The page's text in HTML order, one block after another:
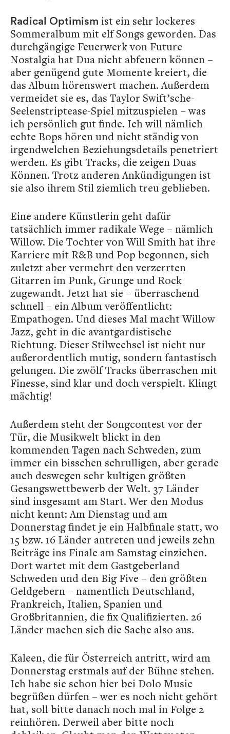
Radical Optimism ist ein sehr lockeres
Sommeralbum mit elf Songs geworden. Das
durchgängige Feuerwerk von Future
Nostalgia hat Dua nicht abfeuern können –
aber genügend gute Momente kreiert, die
das Album hörenswert machen. Außerdem
vermeidet sie es, das Taylor Swift’sche-
Seelenstriptease-Spiel mitzuspielen – was
ich persönlich gut finde. Ich will nämlich
echte Bops hören und nicht ständig von
irgendwelchen Beziehungsdetails penetriert
werden. Es gibt Tracks, die zeigen Duas
Können. Trotz anderen Ankündigungen ist
sie also ihrem Stil ziemlich treu geblieben.
Eine andere Künstlerin geht dafür
tatsächlich immer radikale Wege – nämlich
Willow. Die Tochter von Will Smith hat ihre
Karriere mit R&B und Pop begonnen, sich
zuletzt aber vermehrt den verzerrten
Gitarren im Punk, Grunge und Rock
zugewandt. Jetzt hat sie – überraschend
schnell – ein Album veröffentlicht:
Empathogen. Und dieses Mal macht Willow
Jazz, geht in die avantgardistische
Richtung. Dieser Stilwechsel ist nicht nur
außerordentlich mutig, sondern fantastisch
gelungen. Die zwölf Tracks überraschen mit
Finesse, sind klar und doch verspielt. Klingt
mächtig!
Außerdem steht der Songcontest vor der
Tür, die Musikwelt blickt in den
kommenden Tagen nach Schweden, zum
immer ein bisschen schrulligen, aber gerade
auch deswegen sehr kultigen größten
Gesangswettbewerb der Welt. 37 Länder
sind insgesamt am Start. Wer den Modus
nicht kennt: Am Dienstag und am
Donnerstag findet je ein Halbfinale statt, wo
15 bzw. 16 Länder antreten und jeweils zehn
Beiträge ins Finale am Samstag einziehen.
Dort wartet mit dem Gastgeberland
Schweden und den Big Five – den größten
Geldgebern – namentlich Deutschland,
Frankreich, Italien, Spanien und
Großbritannien, die fix Qualifizierten. 26
Länder machen sich die Sache also aus.
Kaleen, die für Österreich antritt, wird am
Donnerstag erstmals auf der Bühne stehen.
Ich habe sie schon hier bei Dolo Music
begrüßen dürfen – wer es noch nicht gehört
hat, soll bitte danach noch mal in Folge 2
reinhören. Derweil aber bitte noch